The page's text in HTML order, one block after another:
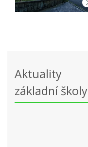
Aktuality
základní školy